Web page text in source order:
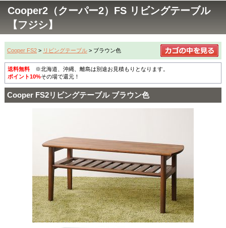
Cooper2（クーパー2）FS リビングテーブル
【フジシ】
Cooper FS2> リビングテーブル> ブラウン色
送料無料※北海道、沖縄、離島は別途お見積もりとなります。
ポイント10%その場で還元！
Cooper FS2リビングテーブル ブラウン色